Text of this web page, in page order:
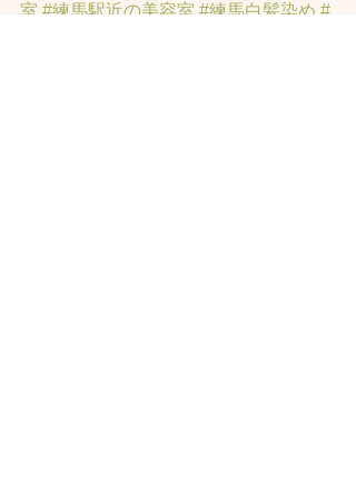
室 #練馬駅近の美容室 #練馬白髪染め #